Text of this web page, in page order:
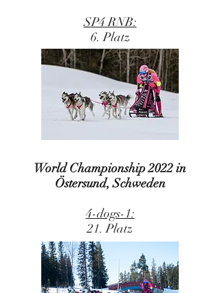
SP4 RNB:
6. Platz
World Championship 2022 in
Östersund, Schweden
4-dogs-1:
21. Platz